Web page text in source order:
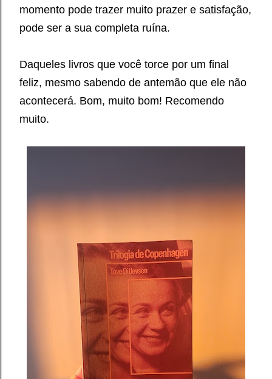
momento pode trazer muito prazer e satisfação,
pode ser a sua completa ruína.
Daqueles livros que você torce por um final
feliz, mesmo sabendo de antemão que ele não
acontecerá. Bom, muito bom! Recomendo
muito.